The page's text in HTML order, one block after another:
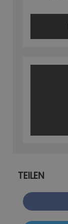
TEILEN